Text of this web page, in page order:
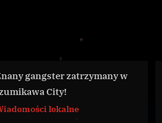
Ambasador potępia
zatrzymanie Yurija Groma
Galnet